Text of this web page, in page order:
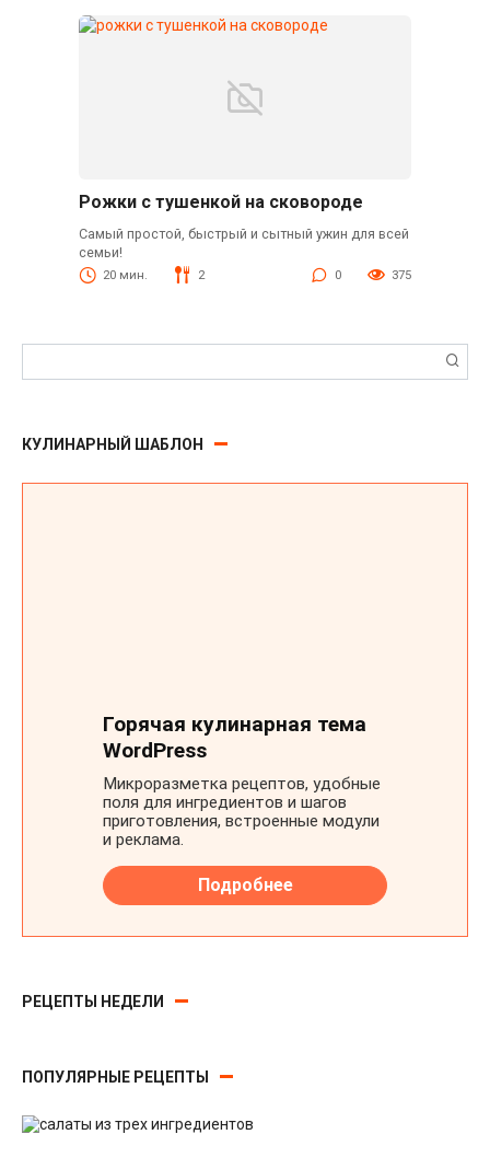
Рожки с тушенкой на сковороде
Самый простой, быстрый и сытный ужин для всей
семьи!
20 мин. 2 0 375
КУЛИНАРНЫЙ ШАБЛОН
РЕЦЕПТЫ НЕДЕЛИ
ПОПУЛЯРНЫЕ РЕЦЕПТЫ